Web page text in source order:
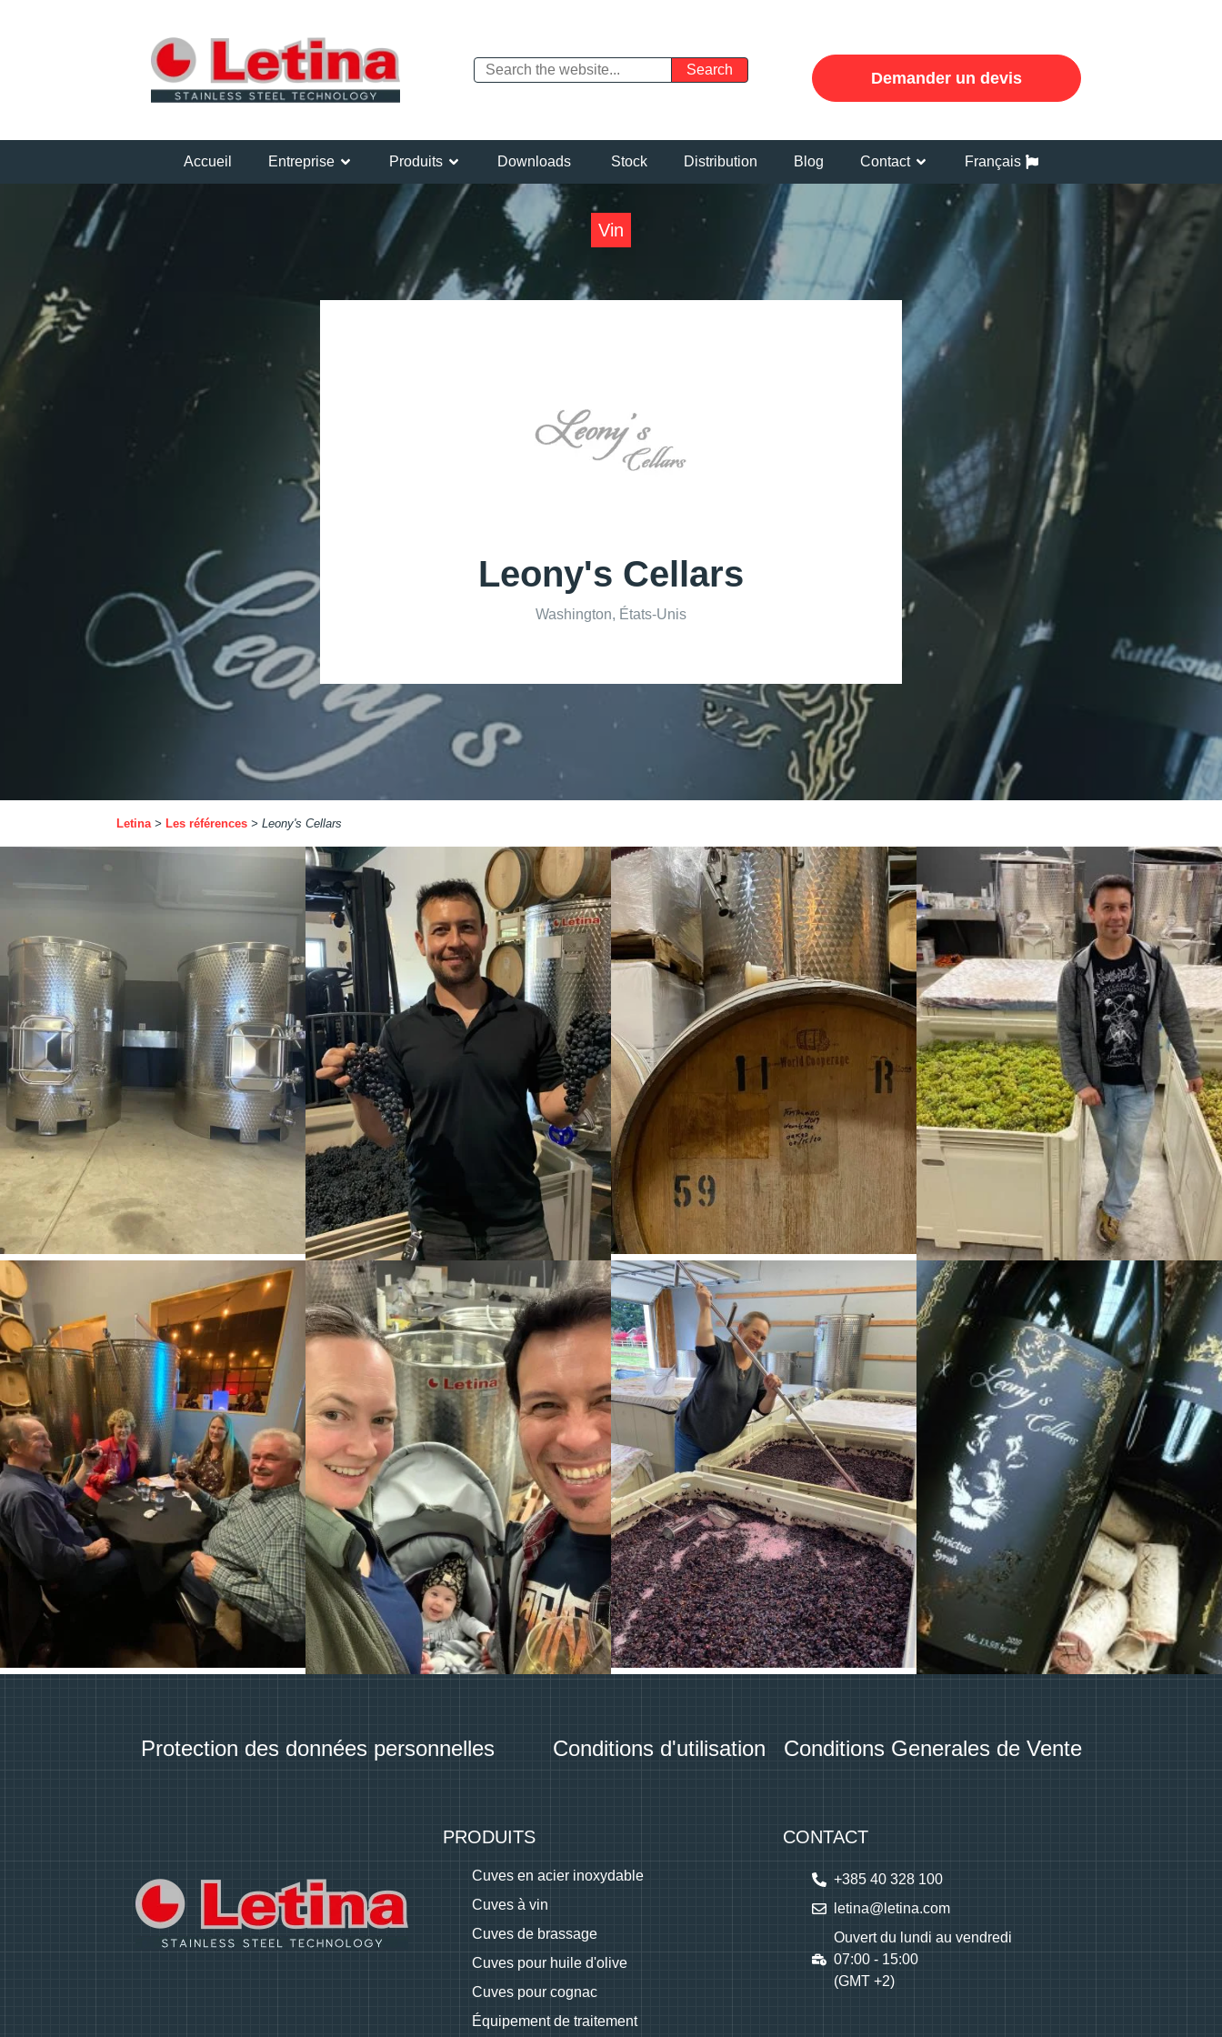
Demander un devis
Accueil Entreprise Produits Downloads Stock Distribution Blog Contact Français
Vin
Leony's Cellars
Washington, États-Unis
Letina> Les références > Leony's Cellars
Protection des données personnelles Conditions d'utilisation Conditions Generales de Vente
PRODUITS
Cuves en acier inoxydable
Cuves à vin
Cuves de brassage
Cuves pour huile d'olive
Cuves pour cognac
Équipement de traitement
CONTACT
+385 40 328 100
letina@letina.com
Ouvert du lundi au vendredi
07:00 - 15:00
(GMT +2)